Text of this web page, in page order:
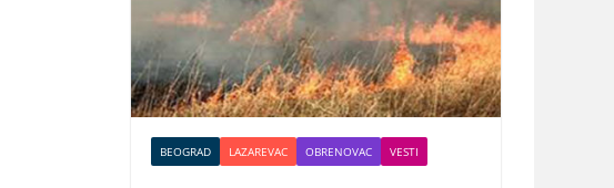
BEOGRAD LAZAREVAC OBRENOVAC VESTI